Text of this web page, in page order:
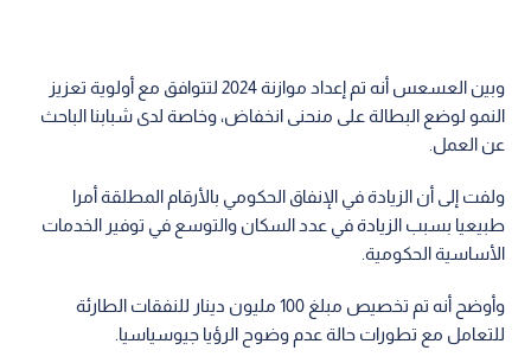
وبين العسعس أنه تم إعداد موازنة 2024 لتتوافق مع أولوية تعزيز
النمو لوضع البطالة على منحنى انخفاض، وخاصة لدى شبابنا الباحث
عن العمل.
ولفت إلى أن الزيادة في الإنفاق الحكومي بالأرقام المطلقة أمرا
طبيعيا بسبب الزيادة في عدد السكان والتوسع في توفير الخدمات
الأساسية الحكومية.
وأوضح أنه تم تخصيص مبلغ 100 مليون دينار للنفقات الطارئة
للتعامل مع تطورات حالة عدم وضوح الرؤيا جيوسياسيا.